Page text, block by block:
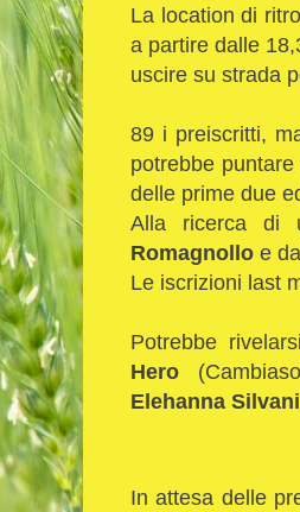
La location di
a partire dalle
uscire su strada
89 i preiscritti,
potrebbe
delle prime due
Alla ricerca di
Romagnollo e
Le iscrizioni last
Potrebbe
Hero
Elehanna Silvani
In attesa delle